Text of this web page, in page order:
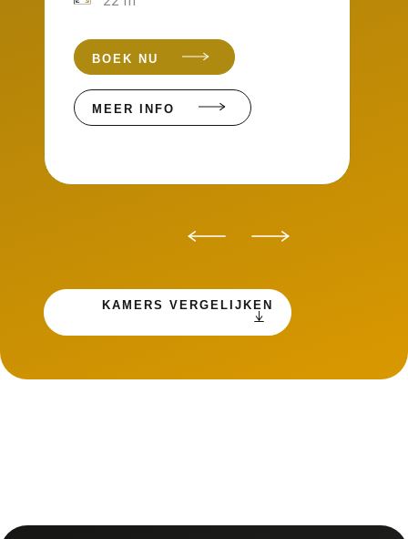
BOEK NU
MEER INFO
KAMERS VERGELIJKEN